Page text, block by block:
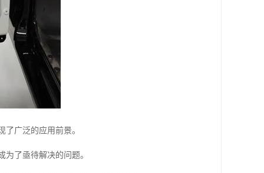
广泛的应用前景。
了亟待解决的问题。